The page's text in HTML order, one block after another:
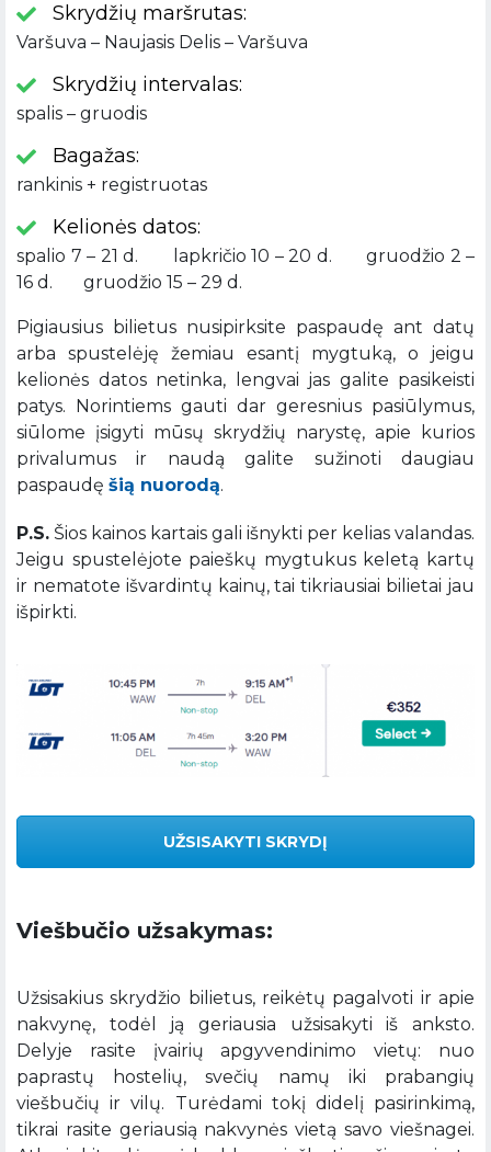
Skrydžių maršrutas:
Varšuva – Naujasis Delis – Varšuva
Skrydžių intervalas:
spalis – gruodis
Bagažas:
rankinis + registruotas
Kelionės datos:
spalio 7 – 21 d. lapkričio 10 – 20 d. gruodžio 2 –
16 d. gruodžio 15 – 29 d.
Pigiausius bilietus nusipirksite paspaudę ant datų
arba spustelėję žemiau esantį mygtuką, o jeigu
kelionės datos netinka, lengvai jas galite pasikeisti
patys. Norintiems gauti dar geresnius pasiūlymus,
siūlome įsigyti mūsų skrydžių narystę, apie kurios
privalumus ir naudą galite sužinoti daugiau
paspaudę šią nuorodą.
P.S. Šios kainos kartais gali išnykti per kelias valandas.
Jeigu spustelėjote paieškų mygtukus keletą kartų
ir nematote išvardintų kainų, tai tikriausiai bilietai jau
išpirkti.
UŽSISAKYTI SKRYDĮ
Viešbučio užsakymas:
Užsisakius skrydžio bilietus, reikėtų pagalvoti ir apie
nakvynę, todėl ją geriausia užsisakyti iš anksto.
Delyje rasite įvairių apgyvendinimo vietų: nuo
paprastų hostelių, svečių namų iki prabangių
viešbučių ir vilų. Turėdami tokį didelį pasirinkimą,
tikrai rasite geriausią nakvynės vietą savo viešnagei.